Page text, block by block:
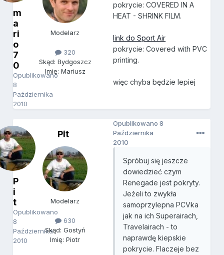
m
a
ri
o
7
0
Opublikowano
8
Października
2010
Modelarz
320
Skąd: Bydgoszcz
Imię: Mariusz
pokrycie: COVERED IN A
HEAT - SHRINK FILM.
link do Sport Air
pokrycie: Covered with PVC
printing.
więc chyba będzie lepiej
P
i
t
Opublikowano
8
Października
2010
Pit
Modelarz
630
Skąd: Gostyń
Imię: Piotr
Opublikowano8
Października
2010
Spróbuj się jeszcze
dowiedzieć czym
Renegade jest pokryty.
Jeżeli to zwykła
samoprzylepna PCVka
jak na ich Superairach,
Travelairach - to
naprawdę kiepskie
pokrycie. Flaczeje bez